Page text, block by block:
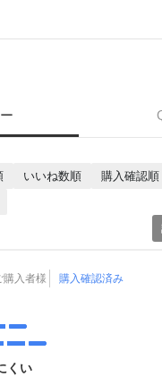
いいね数順
購入確認順
購入者様
購入確認済み
くい